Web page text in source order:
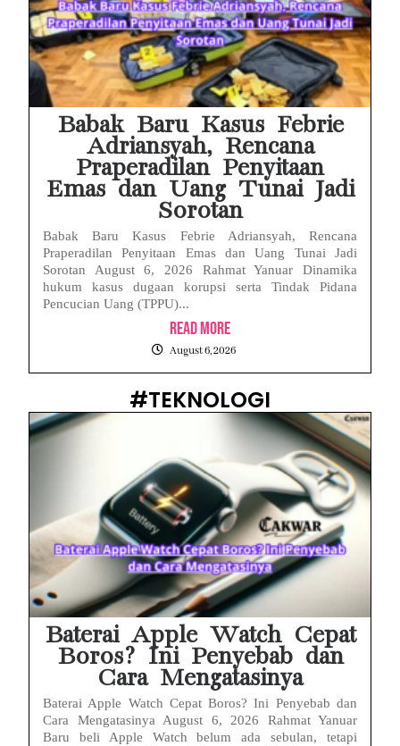
Babak Baru Kasus Febrie
Adriansyah, Rencana
Praperadilan Penyitaan
Emas dan Uang Tunai Jadi
Sorotan
Babak Baru Kasus Febrie Adriansyah, Rencana
Praperadilan Penyitaan Emas dan Uang Tunai Jadi
Sorotan August 6, 2026 Rahmat Yanuar Dinamika
hukum kasus dugaan korupsi serta Tindak Pidana
Pencucian Uang (TPPU)...
Read More
August 6, 2026
#TEKNOLOGI
Baterai Apple Watch Cepat
Boros? Ini Penyebab dan
Cara Mengatasinya
Baterai Apple Watch Cepat Boros? Ini Penyebab dan
Cara Mengatasinya August 6, 2026 Rahmat Yanuar
Baru beli Apple Watch belum ada sebulan, tetapi